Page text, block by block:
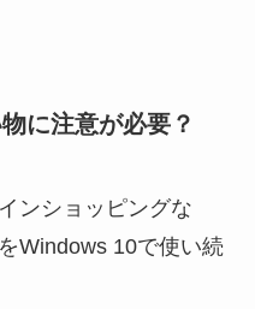
に注意が必要？
ンショッピングな
Windows 10で使い続